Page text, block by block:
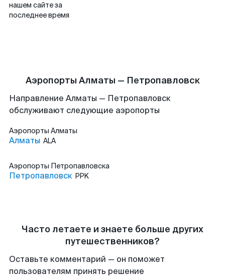
нашем сайте за
последнее время
Аэропорты Алматы — Петропавловск
Направление Алматы — Петропавловск
обслуживают следующие аэропорты
Аэропорты Алматы
Алматы ALA
Аэропорты Петропавловска
Петропавловск PPK
Часто летаете и знаете больше других
путешественников?
Оставьте комментарий — он поможет
пользователям принять решение